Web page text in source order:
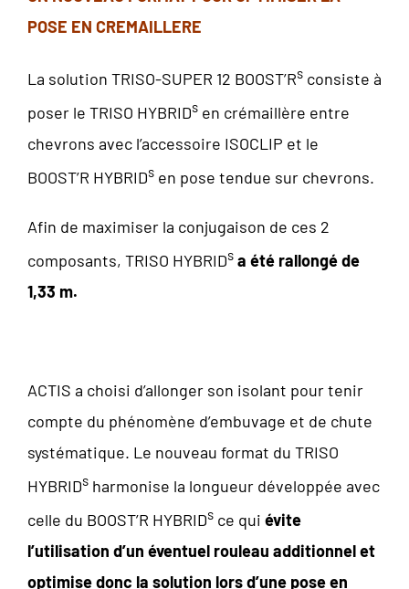
POSE EN CREMAILLERE
La solution TRISO-SUPER 12 BOOST’Rs consiste à
poser le TRISO HYBRIDs en crémaillère entre
chevrons avec l’accessoire ISOCLIP et le
BOOST’R HYBRIDs en pose tendue sur chevrons.
Afin de maximiser la conjugaison de ces 2
composants, TRISO HYBRIDs a été rallongé de
1,33 m.
ACTIS a choisi d’allonger son isolant pour tenir
compte du phénomène d’embuvage et de chute
systématique. Le nouveau format du TRISO
HYBRIDs harmonise la longueur développée avec
celle du BOOST’R HYBRIDs ce qui évite
l’utilisation d’un éventuel rouleau additionnel et
optimise donc la solution lors d’une pose en